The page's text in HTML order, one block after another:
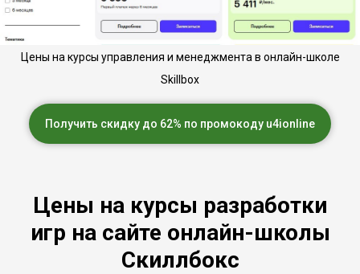
Цены на курсы управления и менеджмента в онлайн-школе
Skillbox
Получить скидку до 62% по промокоду u4ionline
Цены на курсы разработки
игр на сайте онлайн-школы
Скиллбокс